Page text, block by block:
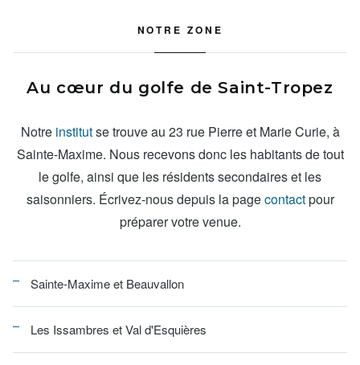
NOTRE ZONE
Au cœur du golfe de Saint-Tropez
Notre institutse trouve au 23 rue Pierre et Marie Curie, à
Sainte-Maxime. Nous recevons donc les habitants de tout
le golfe, ainsi que les résidents secondaires et les
saisonniers. Écrivez-nous depuis la pagecontactpour
préparer votre venue.
Sainte-Maxime et Beauvallon
Les Issambres et Val d'Esquières